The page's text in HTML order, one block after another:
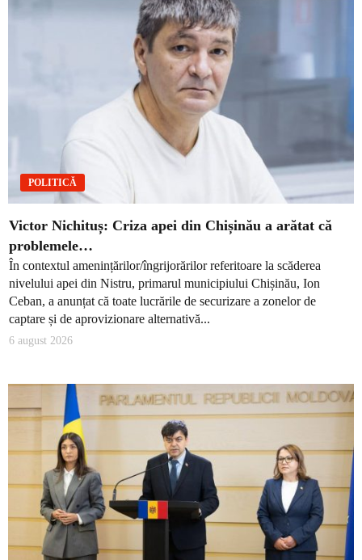
POLITICĂ
Victor Nichituș: Criza apei din Chișinău a arătat că
problemele…
În contextul amenințărilor/îngrijorărilor referitoare la scăderea
nivelului apei din Nistru, primarul municipiului Chișinău, Ion
Ceban, a anunțat că toate lucrările de securizare a zonelor de
captare și de aprovizionare alternativă...
6 august 2026